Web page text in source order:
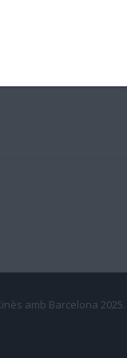
amb Barcelona 2025.